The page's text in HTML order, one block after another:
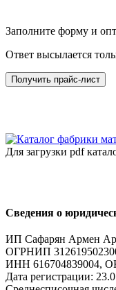
Заполните форму и
Ответ высылается
Получить прайс-лист
Для загрузки pdf
Сведения о
ИП Сафарян Армен
ОГРНИП
ИНН 616704839004,
Дата регистрации: